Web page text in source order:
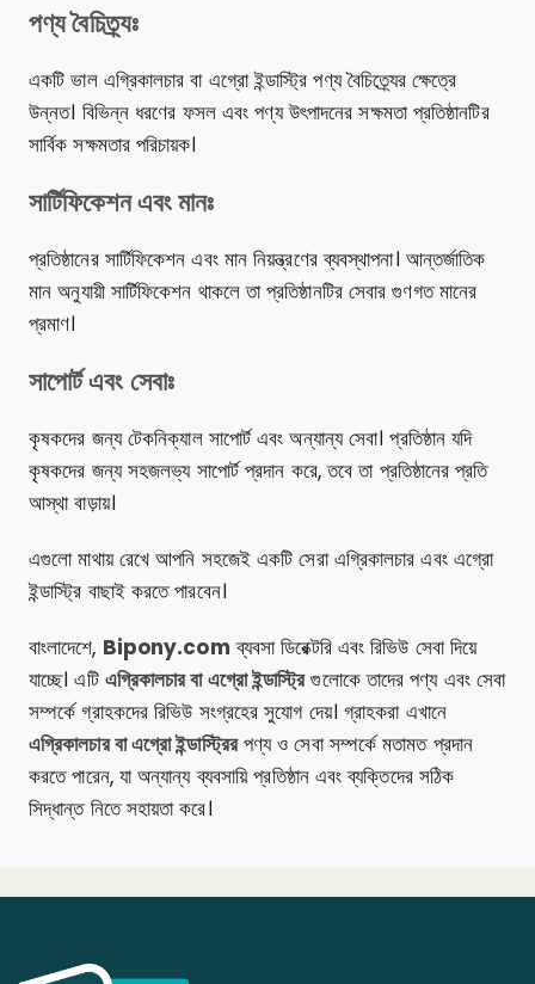
পণ্য বৈচিত্র্যঃ
একটি ভাল এগ্রিকালচার বা এগ্রো ইন্ডাস্ট্রি পণ্য বৈচিত্র্যের ক্ষেত্রে
উন্নত। বিভিন্ন ধরণের ফসল এবং পণ্য উৎপাদনের সক্ষমতা প্রতিষ্ঠানটির
সার্বিক সক্ষমতার পরিচায়ক।
সার্টিফিকেশন এবং মানঃ
প্রতিষ্ঠানের সার্টিফিকেশন এবং মান নিয়ন্ত্রণের ব্যবস্থাপনা। আন্তর্জাতিক
মান অনুযায়ী সার্টিফিকেশন থাকলে তা প্রতিষ্ঠানটির সেবার গুণগত মানের
প্রমাণ।
সাপোর্ট এবং সেবাঃ
কৃষকদের জন্য টেকনিক্যাল সাপোর্ট এবং অন্যান্য সেবা। প্রতিষ্ঠান যদি
কৃষকদের জন্য সহজলভ্য সাপোর্ট প্রদান করে, তবে তা প্রতিষ্ঠানের প্রতি
আস্থা বাড়ায়।
এগুলো মাথায় রেখে আপনি সহজেই একটি সেরা এগ্রিকালচার এবং এগ্রো
ইন্ডাস্ট্রি বাছাই করতে পারবেন।
বাংলাদেশে, Bipony.com ব্যবসা ডিরেক্টরি এবং রিভিউ সেবা দিয়ে
যাচ্ছে। এটি এগ্রিকালচার বা এগ্রো ইন্ডাস্ট্রিগুলোকে তাদের পণ্য এবং সেবা
সম্পর্কে গ্রাহকদের রিভিউ সংগ্রহের সুযোগ দেয়। গ্রাহকরা এখানে
এগ্রিকালচার বা এগ্রো ইন্ডাস্ট্রিরপণ্য ও সেবা সম্পর্কে মতামত প্রদান
করতে পারেন, যা অন্যান্য ব্যবসায়ি প্রতিষ্ঠান এবং ব্যক্তিদের সঠিক
সিদ্ধান্ত নিতে সহায়তা করে।